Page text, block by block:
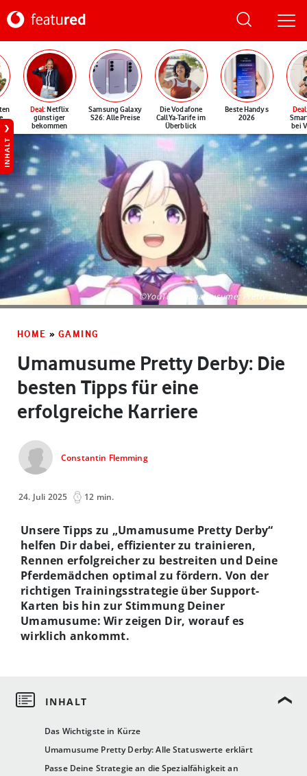
Deal: Netflix
günstiger
bekommen
Samsung Galaxy
S26: Alle Preise
Die Vodafone
CallYa-Tarife im
Überblick
Beste Handys
2026
Deal
bei
INHALT
©YouTube/Umamusume: Pretty Derby
HOME » GAMING
Umamusume Pretty Derby: Die
besten Tipps für eine
erfolgreiche Karriere
Constantin Flemming
24. Juli 2025 12 min.
Das Wichtigste in Kürze
Umamusume Pretty Derby: Alle Statuswerte erklärt
Passe Deine Strategie an die Spezialfähigkeit an
Unsere Tipps zu „Umamusume Pretty Derby“
helfen Dir dabei, effizienter zu trainieren,
Rennen erfolgreicher zu bestreiten und Deine
Pferdemädchen optimal zu fördern. Von der
richtigen Trainingsstrategie über Support-
Karten bis hin zur Stimmung Deiner
Umamusume: Wir zeigen Dir, worauf es
wirklich ankommt.